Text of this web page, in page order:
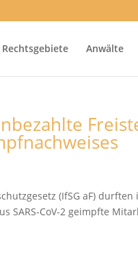
Rechtsgebiete Anwälte
(IfSG aF) durften
SARS-CoV-2 geimpfte